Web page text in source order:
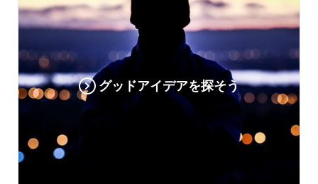
グッドアイデアを探そう